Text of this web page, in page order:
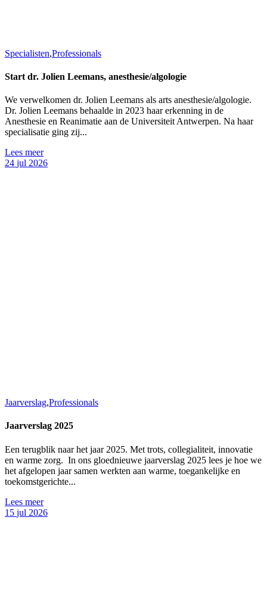
Specialisten,Professionals
Start dr. Jolien Leemans, anesthesie/algologie
We verwelkomen dr. Jolien Leemans als arts anesthesie/algologie.
Dr. Jolien Leemans behaalde in 2023 haar erkenning in de
Anesthesie en Reanimatie aan de Universiteit Antwerpen. Na haar
specialisatie ging zij...
Lees meer
24 jul 2026
Jaarverslag,Professionals
Jaarverslag 2025
Een terugblik naar het jaar 2025. Met trots, collegialiteit, innovatie
en warme zorg. In ons gloednieuwe jaarverslag 2025 lees je hoe we
het afgelopen jaar samen werkten aan warme, toegankelijke en
toekomstgerichte...
Lees meer
15 jul 2026